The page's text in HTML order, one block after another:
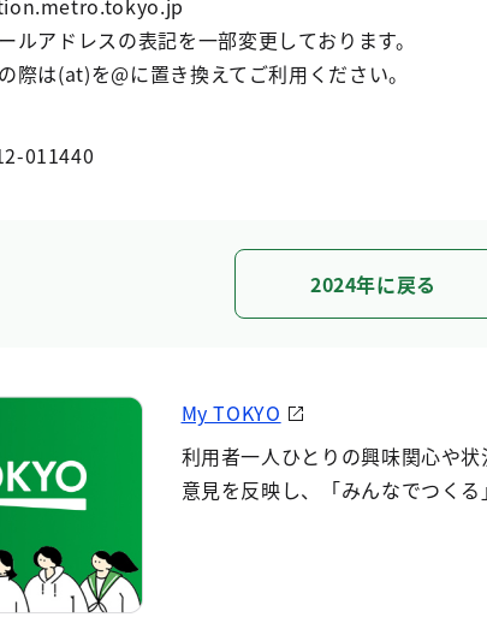
ルアドレスの表記を一部変更しております。
際は(at)を@に置き換えてご利用ください。
011440
2024年に戻る
My TOKYO
利用者一人ひとりの興味関心や
意見を反映し、「みんなでつくる